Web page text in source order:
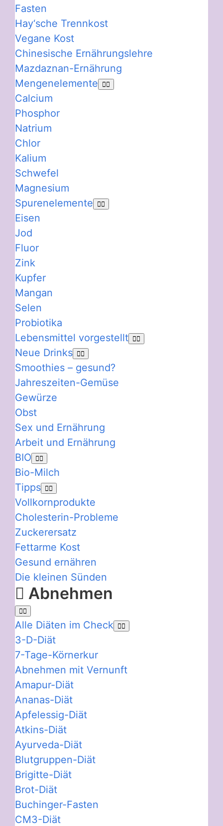
Fasten
Hay‘sche Trennkost
Vegane Kost
Chinesische Ernährungslehre
Mazdaznan-Ernährung
Mengenelemente
Calcium
Phosphor
Natrium
Chlor
Kalium
Schwefel
Magnesium
Spurenelemente
Eisen
Jod
Fluor
Zink
Kupfer
Mangan
Selen
Probiotika
Lebensmittel vorgestellt
Neue Drinks
Smoothies – gesund?
Jahreszeiten-Gemüse
Gewürze
Obst
Sex und Ernährung
Arbeit und Ernährung
BIO
Bio-Milch
Tipps
Vollkornprodukte
Cholesterin-Probleme
Zuckerersatz
Fettarme Kost
Gesund ernähren
Die kleinen Sünden
Abnehmen
Alle Diäten im Check
3-D-Diät
7-Tage-Körnerkur
Abnehmen mit Vernunft
Amapur-Diät
Ananas-Diät
Apfelessig-Diät
Atkins-Diät
Ayurveda-Diät
Blutgruppen-Diät
Brigitte-Diät
Brot-Diät
Buchinger-Fasten
CM3-Diät